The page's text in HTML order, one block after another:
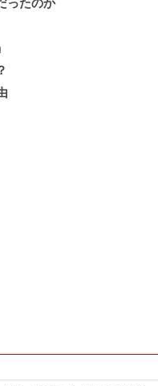
ったのか